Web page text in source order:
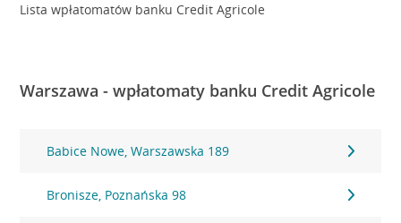
Lista wpłatomatów banku Credit Agricole
Warszawa - wpłatomaty banku Credit Agricole
Babice Nowe, Warszawska 189
Bronisze, Poznańska 98